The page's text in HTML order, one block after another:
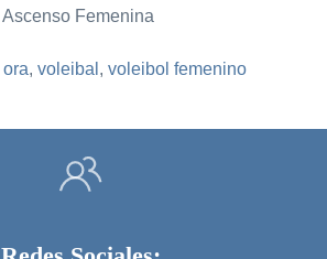
ora, voleibal , voleibol femenino